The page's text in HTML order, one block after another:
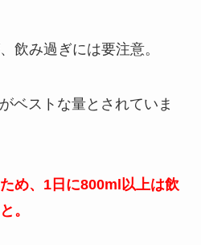
飲み過ぎには要注意。
ベストな量とされていま
め、1日に800ml以上は飲
。